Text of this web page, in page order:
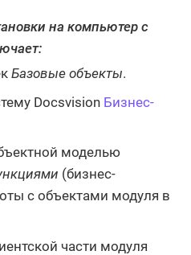
на компьютер с
Базовые объекты.
Docsvision Бизнес-
моделью
(бизнес-
с объектами модуля в
части модуля